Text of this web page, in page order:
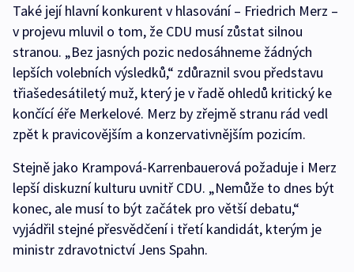
Také její hlavní konkurent v hlasování – Friedrich Merz –
v projevu mluvil o tom, že CDU musí zůstat silnou
stranou. „Bez jasných pozic nedosáhneme žádných
lepších volebních výsledků,“ zdůraznil svou představu
třiašedesátiletý muž, který je v řadě ohledů kritický ke
končící éře Merkelové. Merz by zřejmě stranu rád vedl
zpět k pravicovějším a konzervativnějším pozicím.
Stejně jako Krampová-Karrenbauerová požaduje i Merz
lepší diskuzní kulturu uvnitř CDU. „Nemůže to dnes být
konec, ale musí to být začátek pro větší debatu,“
vyjádřil stejné přesvědčení i třetí kandidát, kterým je
ministr zdravotnictví Jens Spahn.